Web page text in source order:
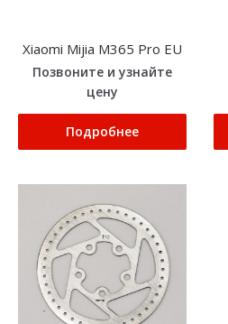
Xiaomi Mijia M365 Pro EU
Позвоните и узнайте
цену
Подробнее